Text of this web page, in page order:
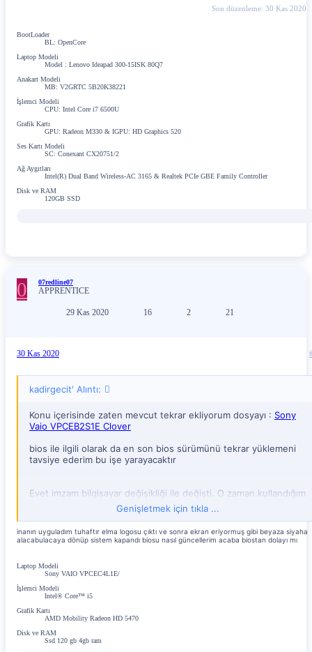
Son düzenleme: 30 Kas 2020
BootLoader
BL: OpenCore
Laptop Modeli
Model : Lenovo Ideapad 300-15ISK 80Q7
Anakart Modeli
MB: V2GRTC 5B20K38221
İşlemci Modeli
CPU: Intel Core i7 6500U
Grafik Kartı
GPU: Radeon M330 & IGPU: HD Graphics 520
Ses Kartı Modeli
SC: Conexant CX20751/2
Ağ Aygıtları
Intel(R) Dual Band Wireless-AC 3165 & Realtek PCIe GBE Family Controller
Disk ve RAM
120GB SSD
0 07redline07
APPRENTICE
29 Kas 2020 16 2 21
30 Kas 2020
kadirgecit' Alıntı:
Konu içerisinde zaten mevcut tekrar ekliyorum dosyayı : Sony
Vaio VPCEB2S1E Clover
bios ile ilgili olarak da en son bios sürümünü tekrar yüklemeni
tavsiye ederim bu işe yarayacaktır
Evet imzam bilgisayar değişikliği ile değişti. O zaman kullandığım
sistem özellikleri şöyle:
Intel® Core™ i3-350M İşlemci
4GB DDR3 SDRAM
ATI Mobility Radeon™ HD 5650 Grafik Kartı
AR9285 USB Wifi Adaptörü (orjinal kart çalışmıyor)
Bu sistemde çalışmayan tek donanım wifi olmuştu onuda usb
wifi adaptörü ile çözmüştüm.
Pardon yanlış bilgi paylaşımı oldu konuyu okuyunca işlemleri
hatırladım tekrar kusura bakmayın. Wifi kartını daha sonra bir
düzenleme ile tanıttım "Onu da tanıtmak için osx'in içinde gelen
IO80211.kext içerisindeki Airport40 kextinde a harfini b yaparak
Genişletmek için tıkla ...
inanın uyguladım tuhaftır elma logosu çıktı ve sonra ekran eriyormuş gibi beyaza siyaha
alacabulacaya dönüp sistem kapandı biosu nasıl güncellerim acaba biostan dolayı mı
Laptop Modeli
Sony VAIO VPCEC4L1E/
İşlemci Modeli
Intel® Core™ i5
Grafik Kartı
AMD Mobility Radeon HD 5470
Disk ve RAM
Ssd 120 gb 4gb ram